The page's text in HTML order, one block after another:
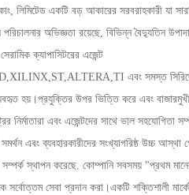
লিমিটেড একটি বড় আকারের সরবরাহকারী যা
অভিজ্ঞতা রয়েছে, বিভিন্ন বৈদ্যুতিন
ক্যাপাসিটরের এজেন্ট
এবং সমস্ত সিরিজের IC
হয়।প্রযুক্তির উপর ভিত্তি করে এবং
নির্মাতারা এবং এজেন্টদের সাথে ভাল
এবং ব্যবহারকারীদের সংখ্যাগরিষ্ঠ উচ্চ আস্থা
সম্পর্ক স্থাপন করেছে. কোম্পানি সবসময় "প্রথম
সর্বোত্তম সেবা প্রদান করা।একটি শক্তিশালী